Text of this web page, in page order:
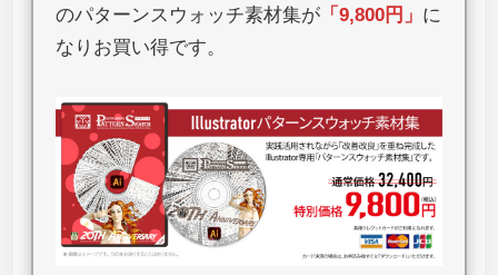
のパターンスウォッチ素材集が 「 9,800円 」 に
なりお買い得です。